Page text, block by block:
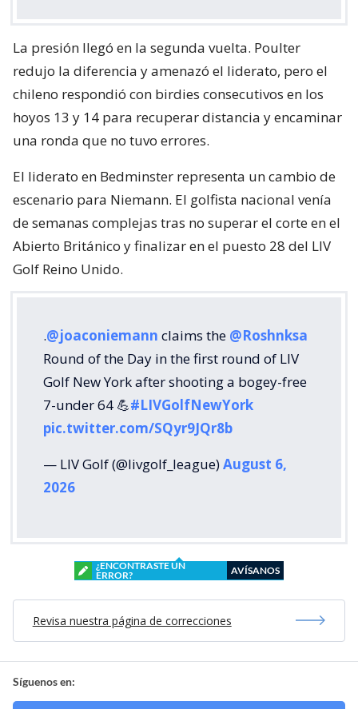
La presión llegó en la segunda vuelta. Poulter
redujo la diferencia y amenazó el liderato, pero el
chileno respondió con birdies consecutivos en los
hoyos 13 y 14 para recuperar distancia y encaminar
una ronda que no tuvo errores.
El liderato en Bedminster representa un cambio de
escenario para Niemann. El golfista nacional venía
de semanas complejas tras no superar el corte en el
Abierto Británico y finalizar en el puesto 28 del LIV
Golf Reino Unido.
.@joaconiemann claims the @Roshnksa
Round of the Day in the first round of LIV
Golf New York after shooting a bogey-free
7-under 64 💪#LIVGolfNewYork
pic.twitter.com/SQyr9JQr8b
— LIV Golf (@livgolf_league)August 6,
2026
¿ENCONTRASTE UN
ERROR?
AVÍSANOS
Revisa nuestra página de correcciones
Síguenos en: